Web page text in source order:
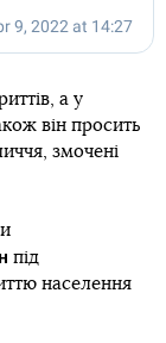
а у
він просить
змочені
під
населення